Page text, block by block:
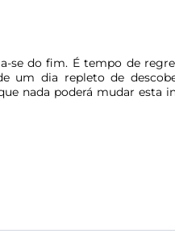
se do fim. É tempo de
um dia repleto de
nada poderá mudar esta